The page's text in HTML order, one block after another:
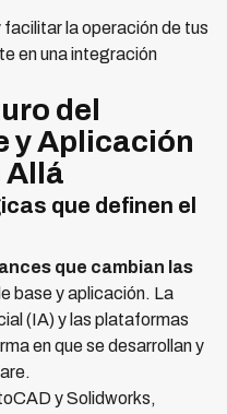
la operación de tus
en una integración
del
y Aplicación
Allá
que definen el
que cambian las
base y aplicación. La
(IA) y las plataformas
en que se desarrollan y
y Solidworks,